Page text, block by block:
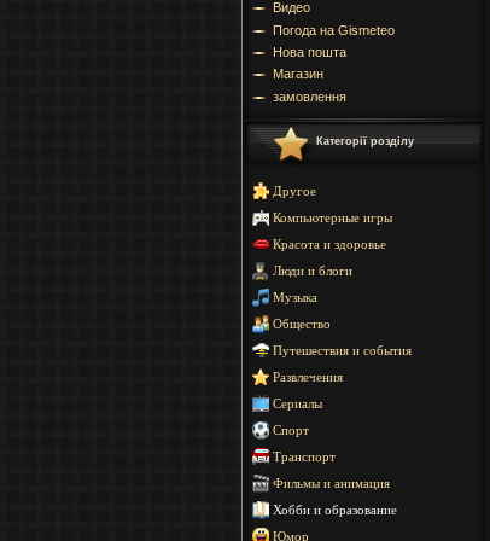
Видео
Погода на Gismeteo
Нова пошта
Магазин
замовлення
Категорії розділу
Другое
Компьютерные игры
Красота и здоровье
Люди и блоги
Музыка
Общество
Путешествия и события
Развлечения
Сериалы
Спорт
Транспорт
Фильмы и анимация
Хобби и образование
Юмор